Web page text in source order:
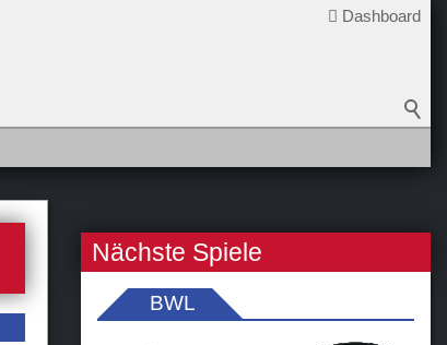
Dashboard
Nächste Spiele
BWL